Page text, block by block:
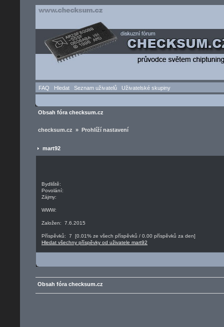
FAQ Hledat Seznam uživatelů Uživatelské skupiny
Obsah fóra checksum.cz
checksum.cz » Prohlíží nastavení
mart92
Bydliště:
Povolání:
Zájmy:
WWW:
Založen: 7.6.2015
Příspěvků: 7 [0.01% ze všech příspěvků / 0.00 příspěvků za den]
Hledat všechny příspěvky od uživatele mart92
Obsah fóra checksum.cz